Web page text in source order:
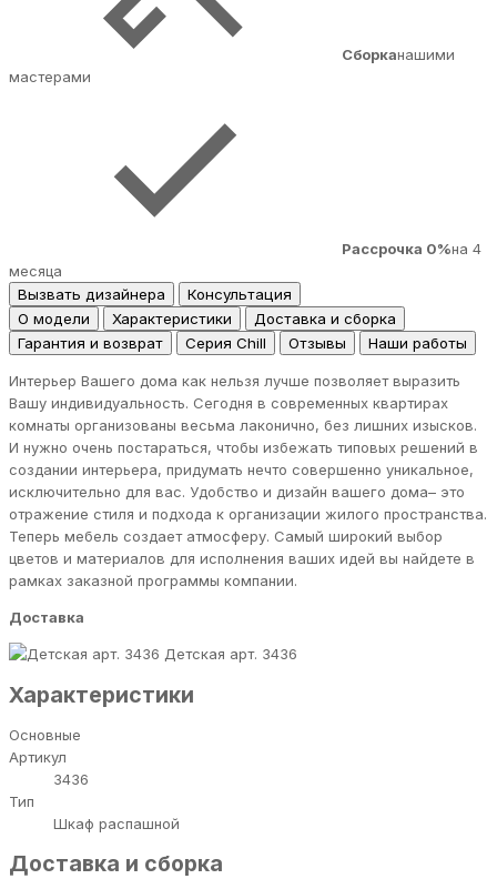
Сборканашими
мастерами
Рассрочка 0%на 4
месяца
Вызвать дизайнера
Консультация
О модели
Характеристики
Доставка и сборка
Гарантия и возврат
Серия Chill Отзывы Наши работы
Интерьер Вашего дома как нельзя лучше позволяет выразить
Вашу индивидуальность. Сегодня в современных квартирах
комнаты организованы весьма лаконично, без лишних изысков.
И нужно очень постараться, чтобы избежать типовых решений в
создании интерьера, придумать нечто совершенно уникальное,
исключительно для вас. Удобство и дизайн вашего дома– это
отражение стиля и подхода к организации жилого пространства.
Теперь мебель создает атмосферу. Самый широкий выбор
цветов и материалов для исполнения ваших идей вы найдете в
рамках заказной программы компании.
Доставка
Детская арт. 3436
Характеристики
Основные
Артикул
3436
Тип
Шкаф распашной
Доставка и сборка